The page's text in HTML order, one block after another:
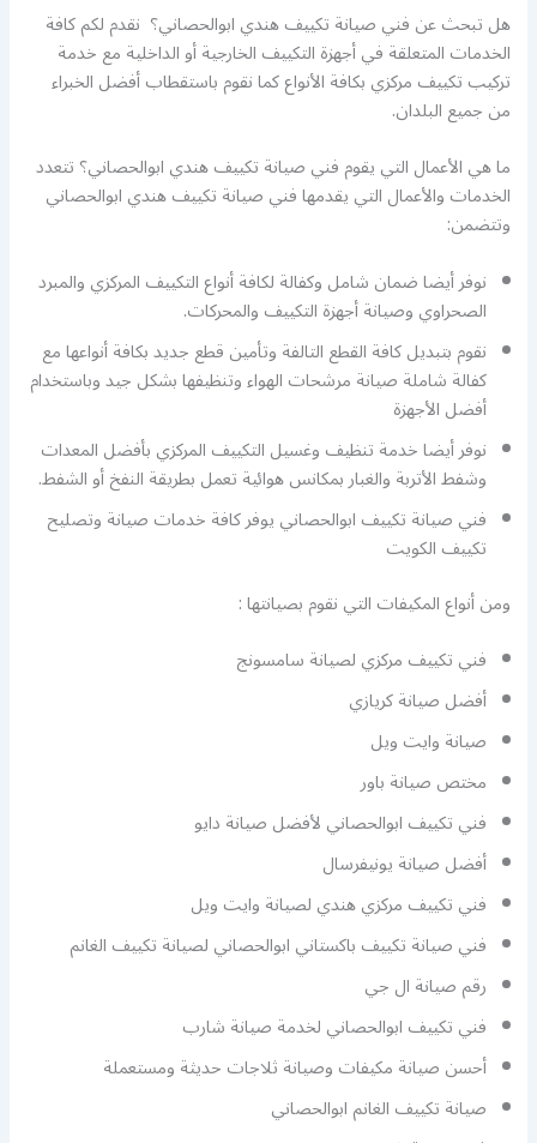
هل تبحث عن فني صيانة تكييف هندي ابوالحصاني؟ نقدم لكم كافة
الخدمات المتعلقة في أجهزة التكييف الخارجية أو الداخلية مع خدمة
تركيب تكييف مركزي بكافة الأنواع كما نقوم باستقطاب أفضل الخبراء
من جميع البلدان.
ما هي الأعمال التي يقوم فني صيانة تكييف هندي ابوالحصاني؟ تتعدد
الخدمات والأعمال التي يقدمها فني صيانة تكييف هندي ابوالحصاني
وتتضمن:
نوفر أيضا ضمان شامل وكفالة لكافة أنواع التكييف المركزي والمبرد
الصحراوي وصيانة أجهزة التكييف والمحركات.
نقوم بتبديل كافة القطع التالفة وتأمين قطع جديد بكافة أنواعها مع
كفالة شاملة صيانة مرشحات الهواء وتنظيفها بشكل جيد وباستخدام
أفضل الأجهزة
نوفر أيضا خدمة تنظيف وغسيل التكييف المركزي بأفضل المعدات
وشفط الأتربة والغبار بمكانس هوائية تعمل بطريقة النفخ أو الشفط.
فني صيانة تكييف ابوالحصاني يوفر كافة خدمات صيانة وتصليح
تكييف الكويت
ومن أنواع المكيفات التي نقوم بصيانتها :
فني تكييف مركزي لصيانة سامسونج
أفضل صيانة كريازي
صيانة وايت ويل
مختص صيانة باور
فني تكييف ابوالحصاني لأفضل صيانة دايو
أفضل صيانة يونيفرسال
فني تكييف مركزي هندي لصيانة وايت ويل
فني صيانة تكييف باكستاني ابوالحصاني لصيانة تكييف الغانم
رقم صيانة ال جي
فني تكييف ابوالحصاني لخدمة صيانة شارب
أحسن صيانة مكيفات وصيانة ثلاجات حديثة ومستعملة
صيانة تكييف الغانم ابوالحصاني